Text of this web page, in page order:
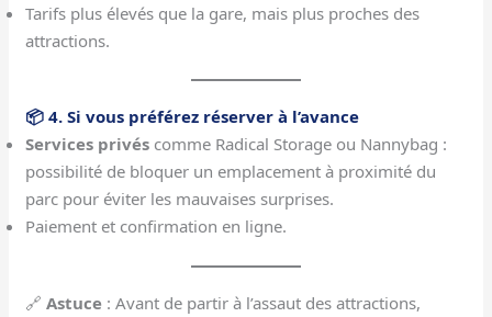
Tarifs plus élevés que la gare, mais plus proches des
attractions.
📦 4. Si vous préférez réserver à l’avance
Services privés comme Radical Storage ou Nannybag :
possibilité de bloquer un emplacement à proximité du
parc pour éviter les mauvaises surprises.
Paiement et confirmation en ligne.
🔗Astuce : Avant de partir à l’assaut des attractions,